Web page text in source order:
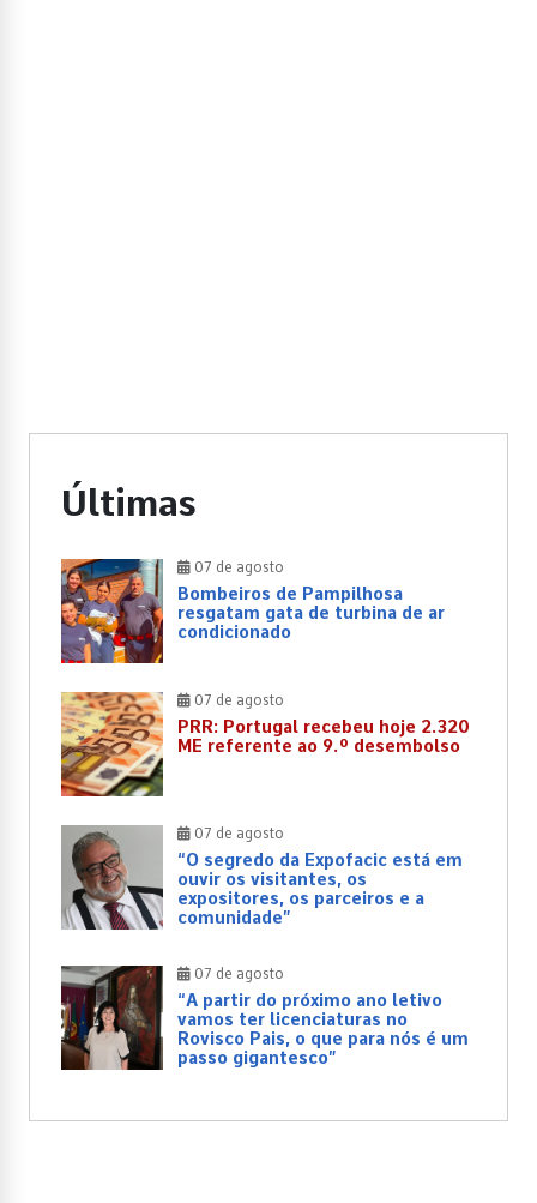
Últimas
07 de agosto
Bombeiros de Pampilhosa
resgatam gata de turbina de ar
condicionado
07 de agosto
PRR: Portugal recebeu hoje 2.320
ME referente ao 9.º desembolso
07 de agosto
“O segredo da Expofacic está em
ouvir os visitantes, os
expositores, os parceiros e a
comunidade”
07 de agosto
“A partir do próximo ano letivo
vamos ter licenciaturas no
Rovisco Pais, o que para nós é um
passo gigantesco”